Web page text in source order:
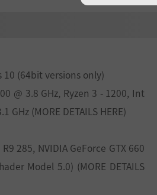
10 (64bit versions only)
@ 3.8 GHz, Ryzen 3 - 1200, Int
GHz (MORE DETAILS HERE)
285, NVIDIA GeForce GTX 660
Model 5.0) (MORE DETAILS